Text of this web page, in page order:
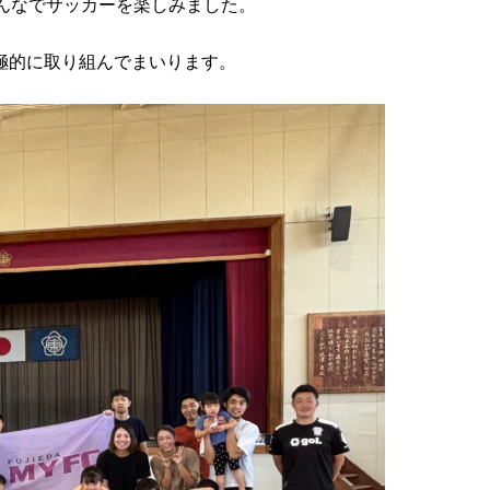
でサッカーを楽しみました。
に取り組んでまいります。